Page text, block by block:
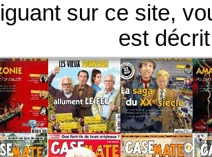
sur ce site,
est